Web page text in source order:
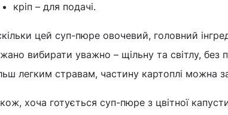
кріп – для подачі.
цей суп-пюре овочевий, головний
вибирати уважно – щільну та світлу, без
легким стравам, частину картоплі можна
хоча готується суп-пюре з цвітної